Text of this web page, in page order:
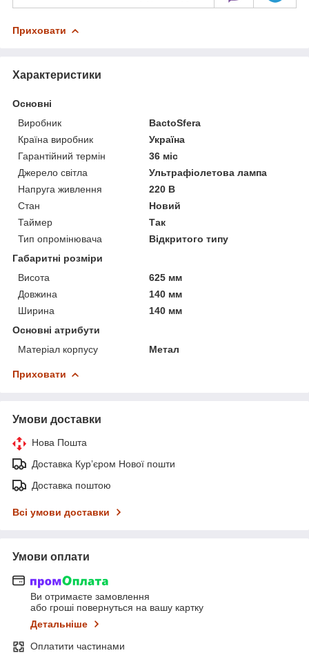
Приховати
Характеристики
Основні
Виробник
BactoSfera
Країна виробник
Україна
Гарантійний термін
36 міс
Джерело світла
Ультрафіолетова лампа
Напруга живлення
220 В
Стан
Новий
Таймер
Так
Тип опромінювача
Відкритого типу
Габаритні розміри
Висота
625 мм
Довжина
140 мм
Ширина
140 мм
Основні атрибути
Матеріал корпусу
Метал
Приховати
Умови доставки
Нова Пошта
Доставка Курʼєром Нової пошти
Доставка поштою
Всі умови доставки
Умови оплати
Ви отримаєте замовлення
або гроші повернуться на вашу картку
Детальніше
Оплатити частинами